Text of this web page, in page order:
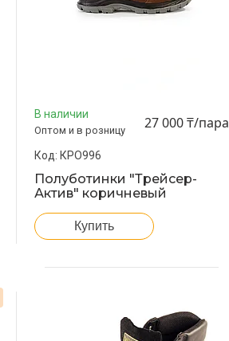
В наличии
Оптом и в розницу 27 000 ₸/пара
КРО996
Полуботинки "Трейсер-
Актив" коричневый
Купить